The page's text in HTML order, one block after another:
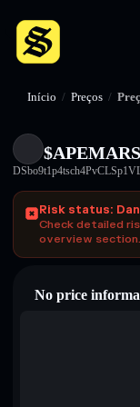
Início / Preços /
Risk status:
Check detailed
overview section.
No price